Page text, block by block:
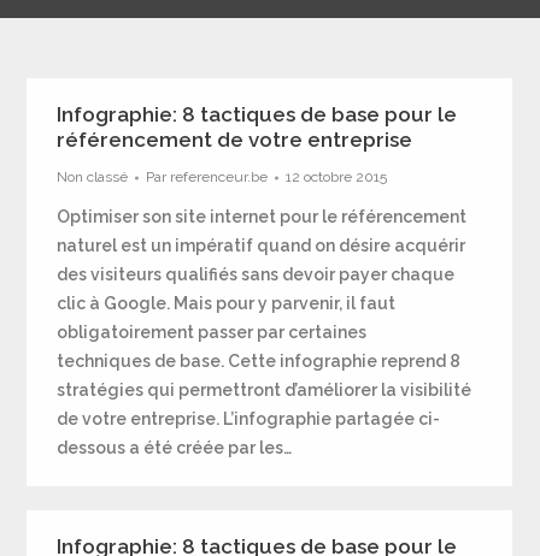
Infographie: 8 tactiques de base pour le
référencement de votre entreprise
Non classé Par referenceur.be 12 octobre 2015
Optimiser son site internet pour le référencement
naturel est un impératif quand on désire acquérir
des visiteurs qualifiés sans devoir payer chaque
clic à Google. Mais pour y parvenir, il faut
obligatoirement passer par certaines
techniques de base. Cette infographie reprend 8
stratégies qui permettront d’améliorer la visibilité
de votre entreprise. L’infographie partagée ci-
dessous a été créée par les…
Infographie: 8 tactiques de base pour le